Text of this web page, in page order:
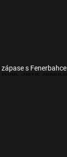
s Fenerbahce